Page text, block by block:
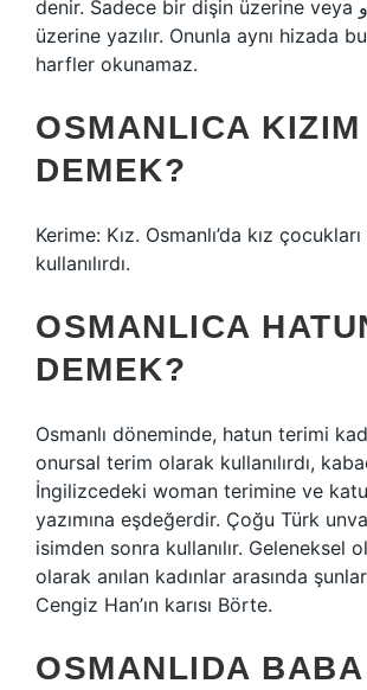
denir. Sadece bir dişin üzerine veya و ‎, ى‎ ve ا‎
üzerine yazılır. Onunla aynı hizada
harfler okunamaz.
OSMANLICA KIZIM
DEMEK?
Kerime: Kız. Osmanlı’da kız
kullanılırdı.
OSMANLICA
DEMEK?
Osmanlı döneminde, hatun terimi
onursal terim olarak kullanılırdı,
İngilizcedeki woman terimine ve
yazımına eşdeğerdir. Çoğu Türk
isimden sonra kullanılır. Geleneksel
olarak anılan kadınlar arasında
Cengiz Han’ın karısı Börte.
OSMANLIDA